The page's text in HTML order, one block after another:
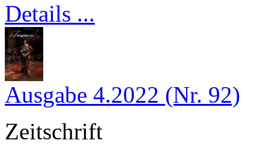
Details ...
Ausgabe 4.2022 (Nr. 92)
Zeitschrift